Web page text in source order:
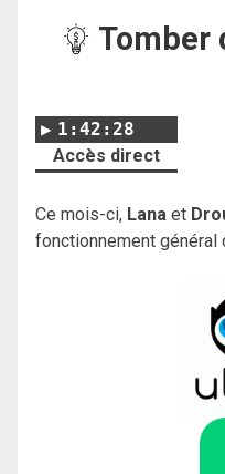
Tomber
1:42:28
Accès direct
Ce mois-ci, Lana et
fonctionnement général